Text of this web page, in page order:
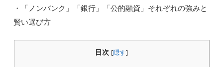
・「ノンバンク」「銀行」「公的融資」それぞれの強みと
賢い選び方
目次 [隠す]